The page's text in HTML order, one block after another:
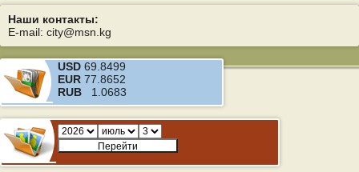
Наши контакты:
E-mail: city@msn.kg
USD 69.8499
EUR 77.8652
RUB 1.0683